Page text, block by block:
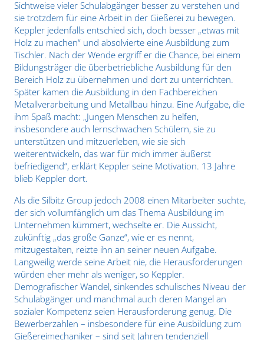
Sichtweise vieler Schulabgänger besser zu verstehen und
sie trotzdem für eine Arbeit in der Gießerei zu bewegen.
Keppler jedenfalls entschied sich, doch besser „etwas mit
Holz zu machen“ und absolvierte eine Ausbildung zum
Tischler. Nach der Wende ergriff er die Chance, bei einem
Bildungsträger die überbetriebliche Ausbildung für den
Bereich Holz zu übernehmen und dort zu unterrichten.
Später kamen die Ausbildung in den Fachbereichen
Metallverarbeitung und Metallbau hinzu. Eine Aufgabe, die
ihm Spaß macht: „Jungen Menschen zu helfen,
insbesondere auch lernschwachen Schülern, sie zu
unterstützen und mitzuerleben, wie sie sich
weiterentwickeln, das war für mich immer äußerst
befriedigend“, erklärt Keppler seine Motivation. 13 Jahre
blieb Keppler dort.
Als die Silbitz Group jedoch 2008 einen Mitarbeiter suchte,
der sich vollumfänglich um das Thema Ausbildung im
Unternehmen kümmert, wechselte er. Die Aussicht,
zukünftig „das große Ganze“, wie er es nennt,
mitzugestalten, reizte ihn an seiner neuen Aufgabe.
Langweilig werde seine Arbeit nie, die Herausforderungen
würden eher mehr als weniger, so Keppler.
Demografischer Wandel, sinkendes schulisches Niveau der
Schulabgänger und manchmal auch deren Mangel an
sozialer Kompetenz seien Herausforderung genug. Die
Bewerberzahlen – insbesondere für eine Ausbildung zum
Gießereimechaniker – sind seit Jahren tendenziell